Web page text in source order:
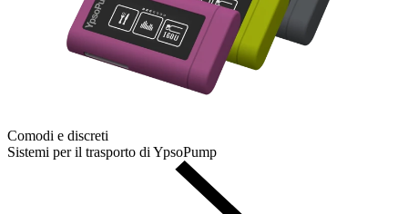
Comodi e discreti
Sistemi per il trasporto di YpsoPump